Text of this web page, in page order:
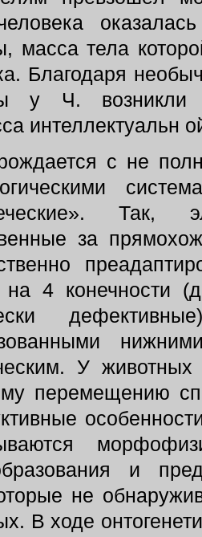
масса тела
Благодаря
у Ч. возникли
интеллектуальн
с не
за
на 4 конечности
У
перемещению
и
не
В ходе